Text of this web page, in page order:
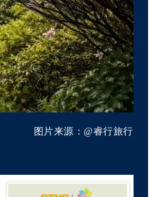
图片来源：@睿行旅行